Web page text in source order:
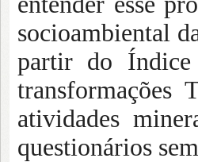
socioambiental
partir do Índice
transformações
atividades
questionários